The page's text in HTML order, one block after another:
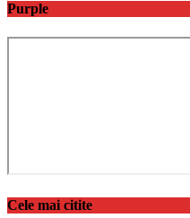
Purple
Cele mai citite